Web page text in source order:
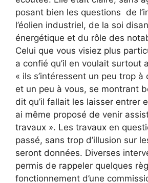
posant bien les questions de
l’éolien industriel, de la soi
énergétique et du rôle des
Celui que vous visiez plus
a confié qu’il en voulait surtout
« ils s’intéressent un peu trop
et un peu à vous, se montrant
dit qu’il fallait les laisser entrer
ai même proposé de venir
travaux ». Les travaux en
passé, sans trop d’illusion sur
seront données. Diverses
permis de rappeler quelques
fonctionnement d’une